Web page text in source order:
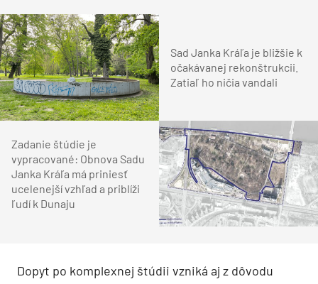
Sad Janka Kráľa je bližšie k
očakávanej rekonštrukcii.
Zatiaľ ho ničia vandali
Zadanie štúdie je
vypracované: Obnova Sadu
Janka Kráľa má priniesť
ucelenejší vzhľad a priblíži
ľudí k Dunaju
Dopyt po komplexnej štúdii vzniká aj z dôvodu